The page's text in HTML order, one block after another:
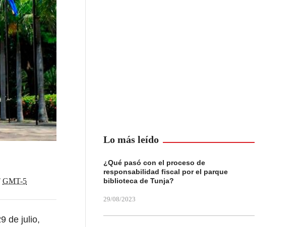
GMT-5
de julio,
Lo más leído
¿Qué pasó con el proceso de
responsabilidad fiscal por el parque
biblioteca de Tunja?
29/08/2023